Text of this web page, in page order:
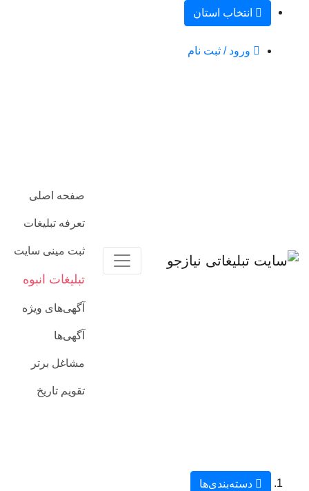
ورود / ثبت نام
صفحه اصلی
تعرفه تبلیغات
ثبت مینی سایت
تبلیغات انبوه
آگهی‌های ویژه
آگهی‌ها
مشاغل برتر
تقویم تاریخ
دسته‌بندی‌ها